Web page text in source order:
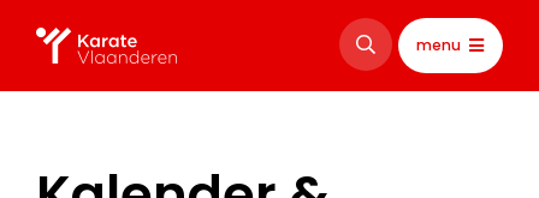
menu